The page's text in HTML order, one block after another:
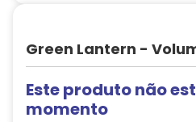
Green Lantern -
Este produto não
momento